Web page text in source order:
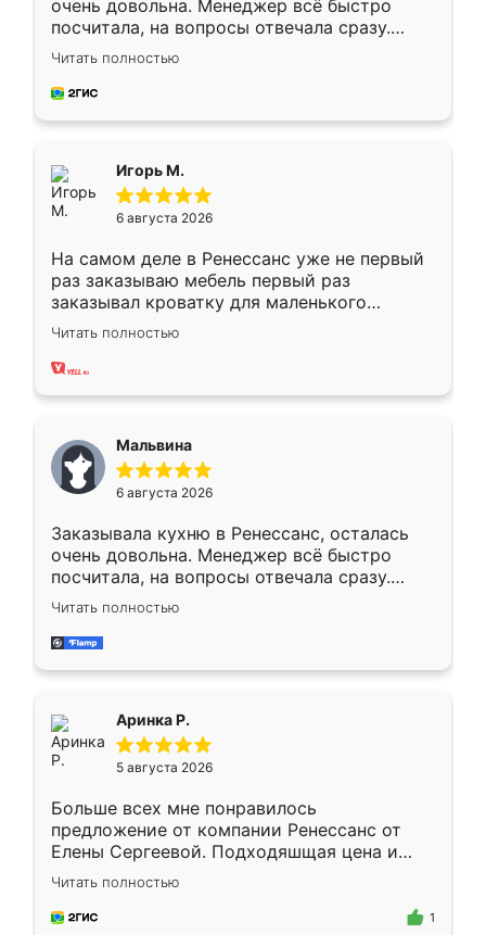
очень довольна. Менеджер всё быстро
посчитала, на вопросы отвечала сразу.
Замерщик приехал в субботу, подошёл к
делу со всей ответственностью. Собрали
за день, ребята работали аккуратно, даже
Читать полностью
Игорь М.
6 августа 2026
На самом деле в Ренессанс уже не первый
раз заказываю мебель первый раз
заказывал кроватку для маленького
ребёнка при его рождении ,во второй раз
заказал шкаф-купе. По качеству очень
хорошее сборка достаточно быстрая,
меньше, здесь же он более разнообразный.
Мне нравится ,если что-то потребуется из
мебели буду заказывать только здесь.
Читать полностью
Мальвина
6 августа 2026
Заказывала кухню в Ренессанс, осталась
очень довольна. Менеджер всё быстро
посчитала, на вопросы отвечала сразу.
Замерщик приехал в субботу, подошёл к
делу со всей ответственностью. Собрали
за день, ребята работали аккуратно, даже
Читать полностью
Аринка Р.
5 августа 2026
Больше всех мне понравилось
предложение от компании Ренессанс от
Елены Сергеевой. Подходяшщая цена и
короткие сроки изготовления. Приехавший
для замера сотрудник Владислав
предложил по моему эскизу самый
Читать полностью
1